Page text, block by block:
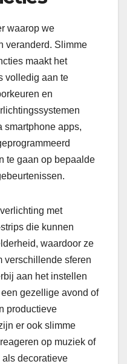
waarop we
veranderd. Slimme
maakt het
volledig aan te
en
smartphone apps,
te gaan op bepaalde
met
die kunnen
waardoor ze
verschillende sferen
aan het instellen
gezellige avond of
productieve
er ook slimme
op muziek of
decoratieve